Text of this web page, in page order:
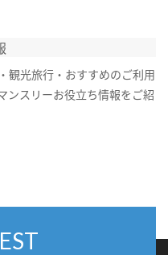
観光旅行・おすすめのご利用
ンスリーお役立ち情報をご紹